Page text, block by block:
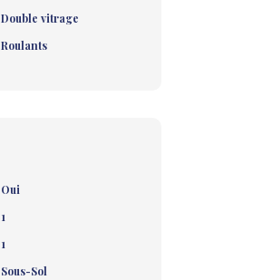
Double vitrage
Roulants
Oui
1
1
Sous-Sol